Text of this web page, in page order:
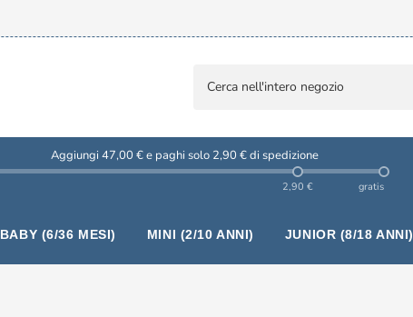
Aggiungi 47,00 € e paghi solo 2,90 € di spedizione
2,90 € gratis
BABY (6/36 MESI) MINI (2/10 ANNI) JUNIOR (8/18 ANNI)